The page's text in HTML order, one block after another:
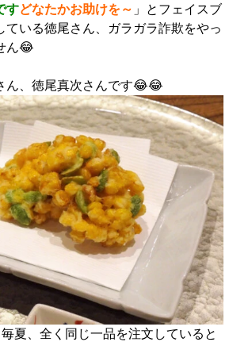
すどなたかお助けを～ 」とフェイスブ
ている徳尾さん、ガラガラ詐欺をやっ
ん😂
ん、徳尾真次さんです😂😂
夏、全く同じ一品を注文していると